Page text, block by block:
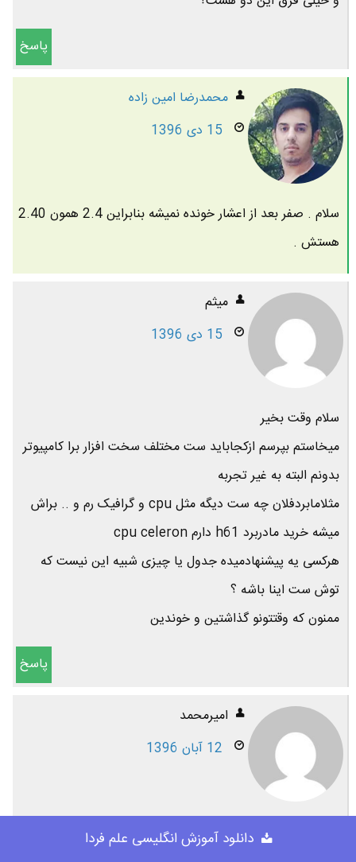
پاسخ
محمدرضا امين زاده
15 دی 1396
سلام . صفر بعد از اعشار خونده نمیشه بنابراین 2.4 همون 2.40
هستش .
میثم
15 دی 1396
سلام وقت بخیر
میخاستم بپرسم ازکجاباید ست مختلف سخت افزار برا کامپیوتر
بدونم البته به غیر تجربه
مثلامابردفلان چه ست دیگه مثل cpu و گرافیک رم و .. براش
میشه خرید مادربرد h61 دارم cpu celeron
هرکسی یه پیشنهادمیده جدول یا چیزی شبیه این نیست که
توش ست اینا باشه ؟
ممنون که وقتتونو گذاشتین و خوندین
پاسخ
امیرمحمد
12 آبان 1396
دانلود آموزش انگلیسی علم فردا